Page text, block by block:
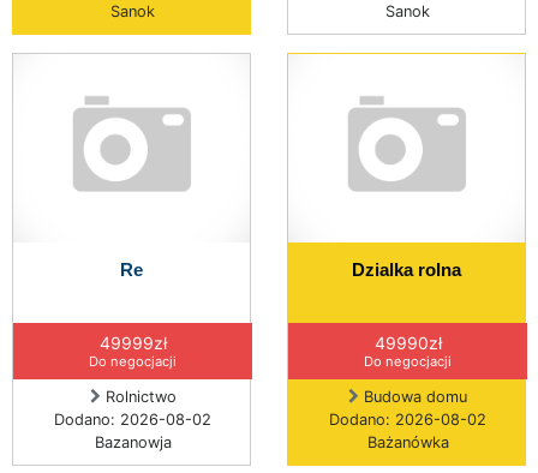
Sanok
Sanok
Re
49999zł
Do negocjacji
Rolnictwo
Dodano: 2026-08-02
Bazanowja
Dzialka rolna
49990zł
Do negocjacji
Budowa domu
Dodano: 2026-08-02
Bażanówka